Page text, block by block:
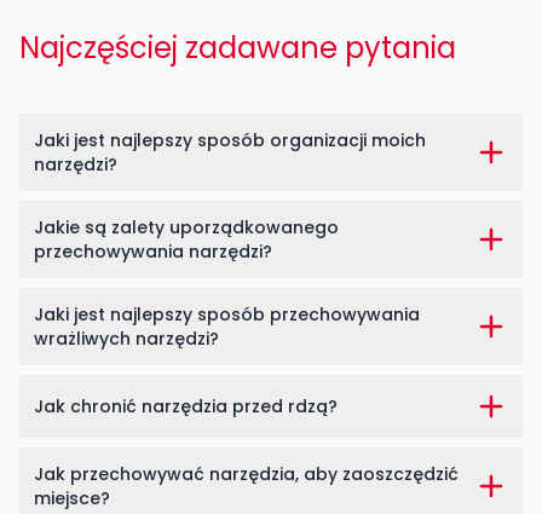
Najczęściej zadawane pytania
Jaki jest najlepszy sposób organizacji moich
narzędzi?
Jakie są zalety uporządkowanego
przechowywania narzędzi?
Jaki jest najlepszy sposób przechowywania
wrażliwych narzędzi?
Jak chronić narzędzia przed rdzą?
Jak przechowywać narzędzia, aby zaoszczędzić
miejsce?